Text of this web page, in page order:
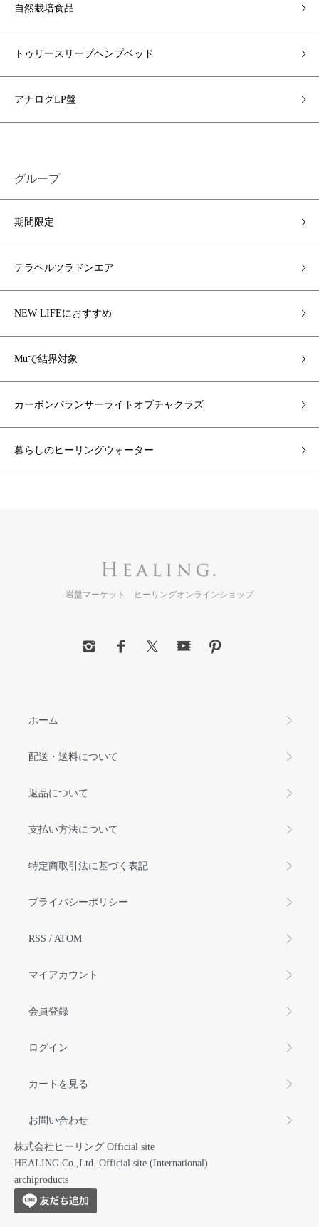
自然栽培食品
トゥリースリープヘンプベッド
アナログLP盤
グループ
期間限定
テラヘルツラドンエア
NEW LIFEにおすすめ
Muで結界対象
カーボンバランサーライトオブチャクラズ
暮らしのヒーリングウォーター
岩盤マーケット ヒーリングオンラインショップ
ホーム
配送・送料について
返品について
支払い方法について
特定商取引法に基づく表記
プライバシーポリシー
RSS / ATOM
マイアカウント
会員登録
ログイン
カートを見る
お問い合わせ
株式会社ヒーリング Official site
HEALING Co.,Ltd. Official site (International)
archiproducts